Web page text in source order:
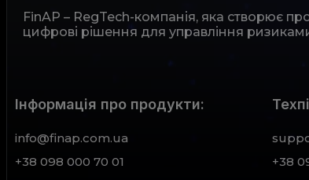
FinAP – RegTech-компанія, яка створює
цифрові рішення для управління
Інформація про продукти:
info@finap.com.ua
+38 098 000 70 01
+38